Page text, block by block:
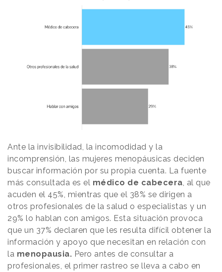
Ante la invisibilidad, la incomodidad y la
incomprensión, las mujeres menopáusicas deciden
buscar información por su propia cuenta. La fuente
más consultada es el médico de cabecera , al que
acuden el 45%, mientras que el 38% se dirigen a
otros profesionales de la salud o especialistas y un
29% lo hablan con amigos. Esta situación provoca
que un 37% declaren que les resulta difícil obtener la
información y apoyo que necesitan en relación con
la menopausia. Pero antes de consultar a
profesionales, el primer rastreo se lleva a cabo en